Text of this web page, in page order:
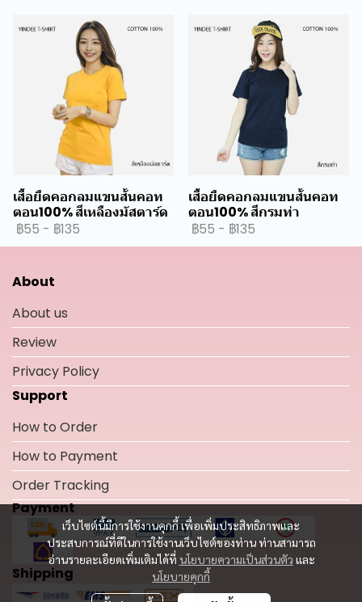
เสื้อยืดคอกลมแขนสั้นคอท
ตอน100% สีเหลืองมัสตาร์ด
฿55 - ฿135
เสื้อยืดคอกลมแขนสั้นคอท
ตอน100% สีกรมท่า
฿55 - ฿135
เว็บไซต์นี้มีการใช้งานคุกกี้ เพื่อเพิ่มประสิทธิภาพและ
ประสบการณ์ที่ดีในการใช้งานเว็บไซต์ของท่าน ท่านสามารถ
อ่านรายละเอียดเพิ่มเติมได้ที่ นโยบายความเป็นส่วนตัว และ
นโยบายคุกกี้
About
About us
Review
Privacy Policy
Support
How to Order
How to Payment
Order Tracking
Payment
Shipping